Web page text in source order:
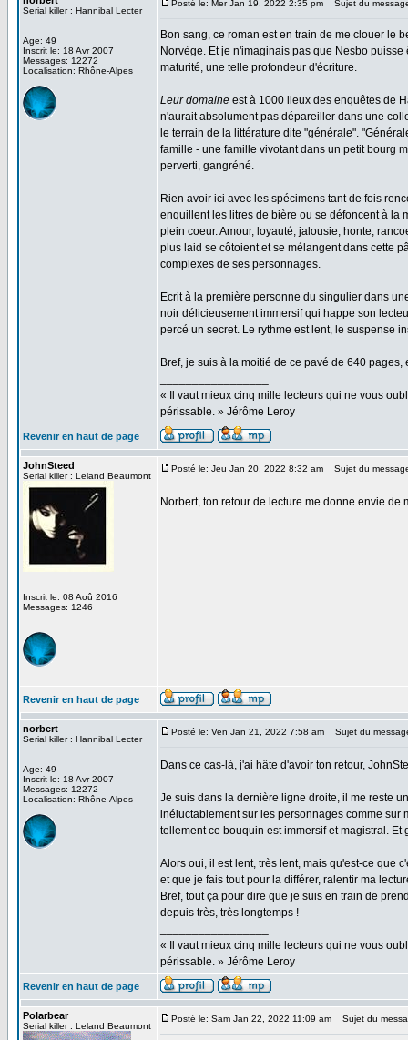
Serial killer : Hannibal Lecter
Age: 49
Inscrit le: 18 Avr 2007
Messages: 12272
Localisation: Rhône-Alpes
Posté le: Mer Jan 19, 2022 2:35 pm Sujet du
Bon sang, ce roman est en train de me clouer le
Norvège. Et je n'imaginais pas que Nesbo
maturité, une telle profondeur d'écriture.
Leur domaine est à 1000 lieux des enquêtes de
n'aurait absolument pas dépareiller dans une
le terrain de la littérature dite "générale".
famille - une famille vivotant dans un petit bourg
perverti, gangréné.
Rien avoir ici avec les spécimens tant de fois
enquillent les litres de bière ou se défoncent à la
plein coeur. Amour, loyauté, jalousie, honte,
plus laid se côtoient et se mélangent dans cette
complexes de ses personnages.
Ecrit à la première personne du singulier dans
noir délicieusement immersif qui happe son
percé un secret. Le rythme est lent, le suspense
Bref, je suis à la moitié de ce pavé de 640
« Il vaut mieux cinq mille lecteurs qui ne vous
périssable. » Jérôme Leroy
Revenir en haut de page
JohnSteed
Serial killer : Leland Beaumont
Inscrit le: 08 Aoû 2016
Messages: 1246
Posté le: Jeu Jan 20, 2022 8:32 am Sujet du
Norbert, ton retour de lecture me donne envie
Revenir en haut de page
norbert
Serial killer : Hannibal Lecter
Age: 49
Inscrit le: 18 Avr 2007
Messages: 12272
Localisation: Rhône-Alpes
Posté le: Ven Jan 21, 2022 7:58 am Sujet du
Dans ce cas-là, j'ai hâte d'avoir ton retour,
Je suis dans la dernière ligne droite, il me reste
inéluctablement sur les personnages comme sur
tellement ce bouquin est immersif et magistral. Et
Alors oui, il est lent, très lent, mais qu'est-ce que
et que je fais tout pour la différer, ralentir ma
Bref, tout ça pour dire que je suis en train de
depuis très, très longtemps !
« Il vaut mieux cinq mille lecteurs qui ne vous
périssable. » Jérôme Leroy
Revenir en haut de page
Polarbear
Serial killer : Leland Beaumont
Posté le: Sam Jan 22, 2022 11:09 am Sujet du